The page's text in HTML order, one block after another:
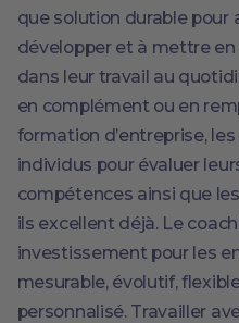
que solution durable pour
développer et à mettre
dans leur travail au
en complément ou en
formation d’entreprise,
individus pour évaluer
compétences ainsi que
ils excellent déjà. Le
investissement pour les
mesurable, évolutif,
personnalisé. Travailler